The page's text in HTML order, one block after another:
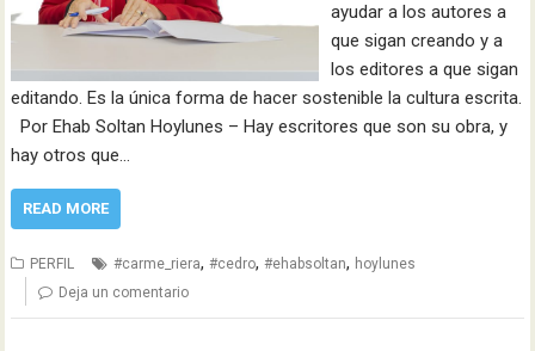
ayudar a los autores a
que sigan creando y a
los editores a que sigan
editando. Es la única forma de hacer sostenible la cultura escrita.
Por Ehab Soltan Hoylunes – Hay escritores que son su obra, y
hay otros que…
READ MORE
PERFIL #carme_riera,#cedro,#ehabsoltan, hoylunes
Deja un comentario